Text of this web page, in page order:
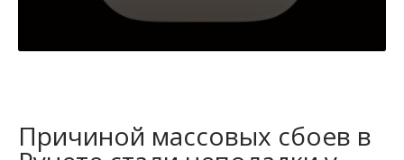
Причиной массовых сбоев в